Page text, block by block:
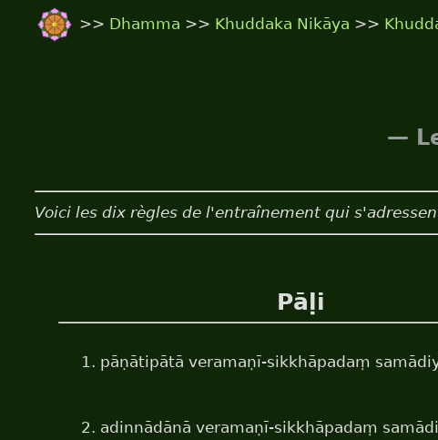
>> Dhamma >> Khuddaka Nikāya >>
—
Voici les dix règles de l'entraînement qui
Pāḷi
1. pāṇātipātā veramaṇī-sikkhāpadaṃ
2. adinnādānā veramaṇī-sikkhāpadaṃ